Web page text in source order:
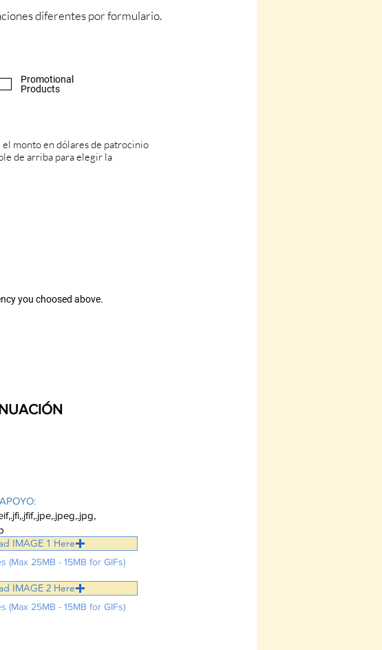
diferentes por formulario.
Promotional
Products
monto en dólares de patrocinio
de arriba para elegir la
you choosed above.
IMAGE 1 Here
(Max 25MB - 15MB for GIFs)
IMAGE 2 Here
(Max 25MB - 15MB for GIFs)